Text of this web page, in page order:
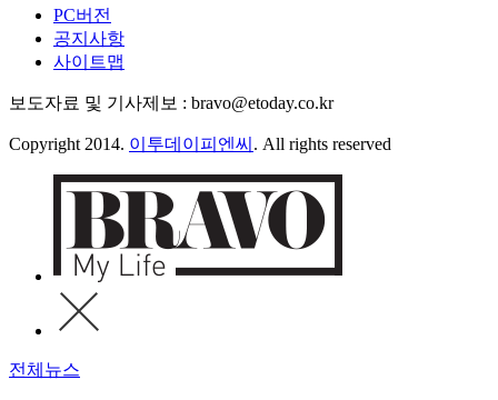
PC버전
공지사항
사이트맵
보도자료 및 기사제보 : bravo@etoday.co.kr
Copyright 2014. 이투데이피엔씨 . All rights reserved
전체뉴스